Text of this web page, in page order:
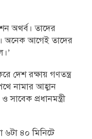
অথর্ব। তাদের
অনেক আগেই তাদের
দেশ রক্ষায় গণতন্ত্র
নামার আহ্বান
প্রধানমন্ত্রী
৬টা ৪০ মিনিটে